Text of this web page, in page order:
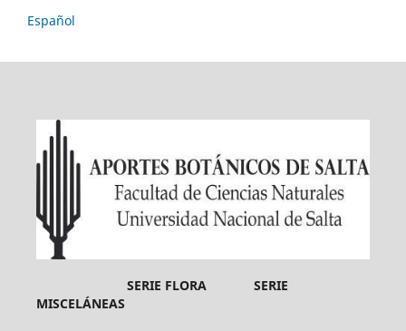
Español
SERIE FLORA SERIE
MISCELÁNEAS